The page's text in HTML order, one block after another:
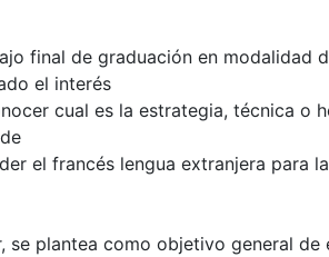
final de graduación en modalidad
el interés
cual es la estrategia, técnica o
el francés lengua extranjera para
se plantea como objetivo general de